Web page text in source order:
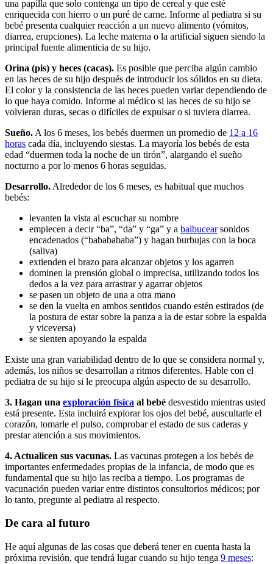
una papilla que solo contenga un tipo de cereal y que esté
enriquecida con hierro o un puré de carne. Informe al pediatra si su
bebé presenta cualquier reacción a un nuevo alimento (vómitos,
diarrea, erupciones). La leche materna o la artificial siguen siendo la
principal fuente alimenticia de su hijo.
Orina (pis) y heces (cacas). Es posible que perciba algún cambio
en las heces de su hijo después de introducir los sólidos en su dieta.
El color y la consistencia de las heces pueden variar dependiendo de
lo que haya comido. Informe al médico si las heces de su hijo se
volvieran duras, secas o difíciles de expulsar o si tuviera diarrea.
Sueño. A los 6 meses, los bebés duermen un promedio de 12 a 16
horas cada día, incluyendo siestas. La mayoría los bebés de esta
edad “duermen toda la noche de un tirón”, alargando el sueño
nocturno a por lo menos 6 horas seguidas.
Desarrollo. Alrededor de los 6 meses, es habitual que muchos
bebés:
levanten la vista al escuchar su nombre
empiecen a decir “ba”, “da” y “ga” y a balbucearsonidos
encadenados (“bababababa”) y hagan burbujas con la boca
(saliva)
extienden el brazo para alcanzar objetos y los agarren
dominen la prensión global o imprecisa, utilizando todos los
dedos a la vez para arrastrar y agarrar objetos
se pasen un objeto de una a otra mano
se den la vuelta en ambos sentidos cuando estén estirados (de
la postura de estar sobre la panza a la de estar sobre la espalda
y viceversa)
se sienten apoyando la espalda
Existe una gran variabilidad dentro de lo que se considera normal y,
además, los niños se desarrollan a ritmos diferentes. Hable con el
pediatra de su hijo si le preocupa algún aspecto de su desarrollo.
3. Hagan una exploración física al bebé desvestido mientras usted
está presente. Esta incluirá explorar los ojos del bebé, auscultarle el
corazón, tomarle el pulso, comprobar el estado de sus caderas y
prestar atención a sus movimientos.
4. Actualicen sus vacunas. Las vacunas protegen a los bebés de
importantes enfermedades propias de la infancia, de modo que es
fundamental que su hijo las reciba a tiempo. Los programas de
vacunación pueden variar entre distintos consultorios médicos; por
lo tanto, pregunte al pediatra al respecto.
De cara al futuro
He aquí algunas de las cosas que deberá tener en cuenta hasta la
próxima revisión, que tendrá lugar cuando su hijo tenga 9 meses: